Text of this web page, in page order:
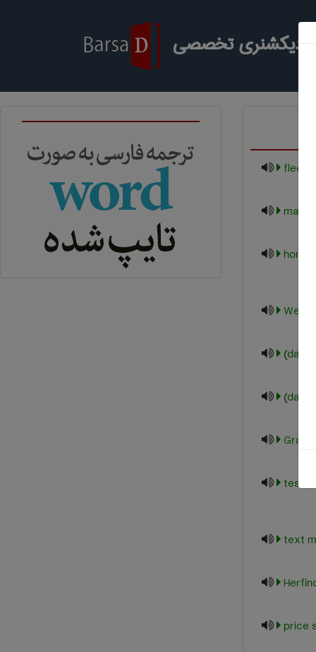
دیکشنری تخصصی
*.test